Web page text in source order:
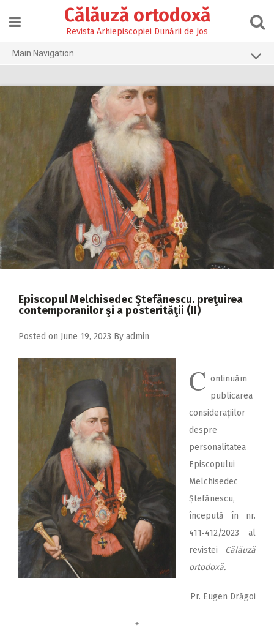
content
Călăuză ortodoxă
Revista Arhiepiscopiei Dunării de Jos
Main Navigation
2022
2021
2020
2019
2017
2013
2009
Episcopul Melchisedec Ştefănescu. preţuirea
contemporanilor şi a posterităţii (II)
Posted on June 19, 2023 By admin
C ontinuăm
publicarea
con­siderațiilor
despre
personalita­tea
Epis­copului
Melchisedec
Ștefănescu,
începută în nr.
411‑412/2023 al
revistei Călăuză
ortodoxă.
Pr. Eugen Drăgoi
*